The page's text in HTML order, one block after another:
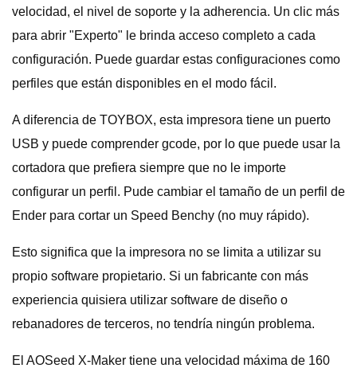
velocidad, el nivel de soporte y la adherencia. Un clic más
para abrir "Experto" le brinda acceso completo a cada
configuración. Puede guardar estas configuraciones como
perfiles que están disponibles en el modo fácil.
A diferencia de TOYBOX, esta impresora tiene un puerto
USB y puede comprender gcode, por lo que puede usar la
cortadora que prefiera siempre que no le importe
configurar un perfil. Pude cambiar el tamaño de un perfil de
Ender para cortar un Speed ​​Benchy (no muy rápido).
Esto significa que la impresora no se limita a utilizar su
propio software propietario. Si un fabricante con más
experiencia quisiera utilizar software de diseño o
rebanadores de terceros, no tendría ningún problema.
El AOSeed X-Maker tiene una velocidad máxima de 160